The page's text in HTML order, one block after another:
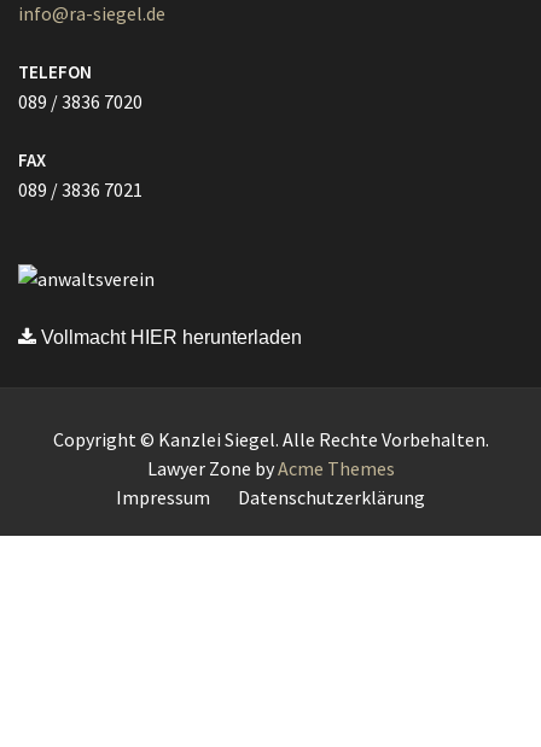
info@ra-siegel.de
TELEFON
089 / 3836 7020
FAX
089 / 3836 7021
Vollmacht HIER herunterladen
Copyright © Kanzlei Siegel. Alle Rechte Vorbehalten.
Lawyer Zone byAcme Themes
Impressum
Datenschutzerklärung